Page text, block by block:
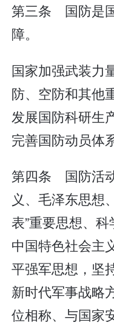
第三条 国防是
障。
国家加强武装力
防、空防和其他
发展国防科研生
完善国防动员体
第四条 国防活
义、毛泽东思想
表”重要思想、
中国特色社会主
平强军思想，坚
新时代军事战略
位相称、与国家